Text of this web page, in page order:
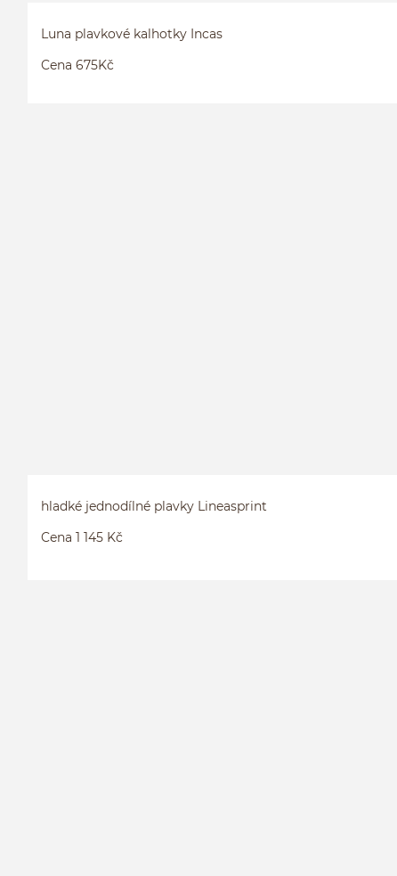
Luna plavkové kalhotky Incas
Cena 675Kč
hladké jednodílné plavky Lineasprint
Cena 1 145 Kč